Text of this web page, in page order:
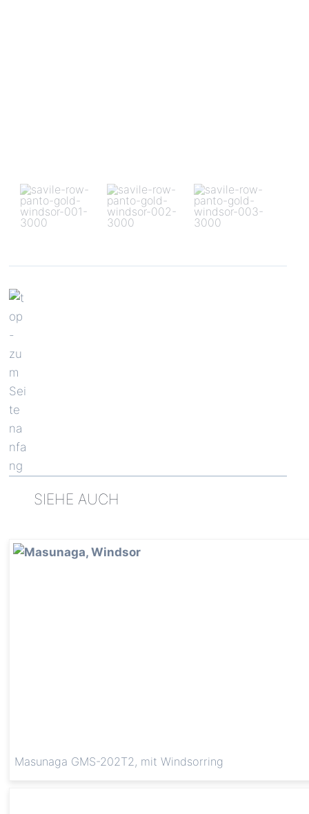
SIEHE AUCH
Masunaga GMS-202T2, mit Windsorring